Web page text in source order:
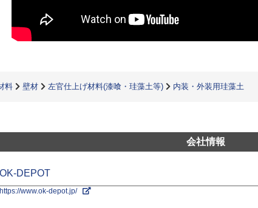
料 壁材 左官仕上げ材料(漆喰・珪藻土等) 内装・外装用珪藻土
会社情報
OK-DEPOT
https://www.ok-depot.jp/